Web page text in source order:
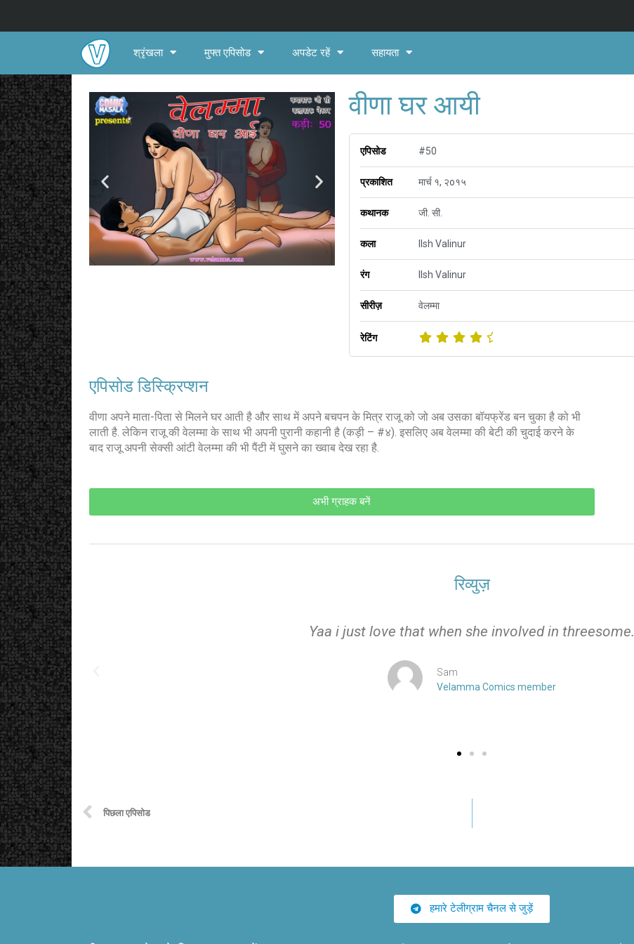
श्रृंखला मुफ्त एपिसोड अपडेट रहें सहायता
वीणा घर आयी
एपिसोड #50
प्रकाशित मार्च १, २o१५
कथानक जी. सी.
कला Ilsh Valinur
रंग Ilsh Valinur
सीरीज़ वेलम्मा
रेटिंग
एपिसोड डिस्क्रिप्शन
वीणा अपने माता-पिता से मिलने घर आती है और साथ में अपने बचपन के मित्र राजू को जो अब उसका बॉयफ्रेंड बन चुका है को भी
लाती है. लेकिन राजू की वेलम्मा के साथ भी अपनी पुरानी कहानी है (कड़ी – #४). इसलिए अब वेलम्मा की बेटी की चुदाई करने के
बाद राजू अपनी सेक्सी आंटी वेलम्मा की भी पैंटी में घुसने का ख्वाब देख रहा है.
अभी ग्राहक बनें
रिव्युज़
Yaa i just love that when she involved in threesome.
Sam
Velamma Comics member
पिछला एपिसोड
हमारे टेलीग्राम चैनल से जुड़ें